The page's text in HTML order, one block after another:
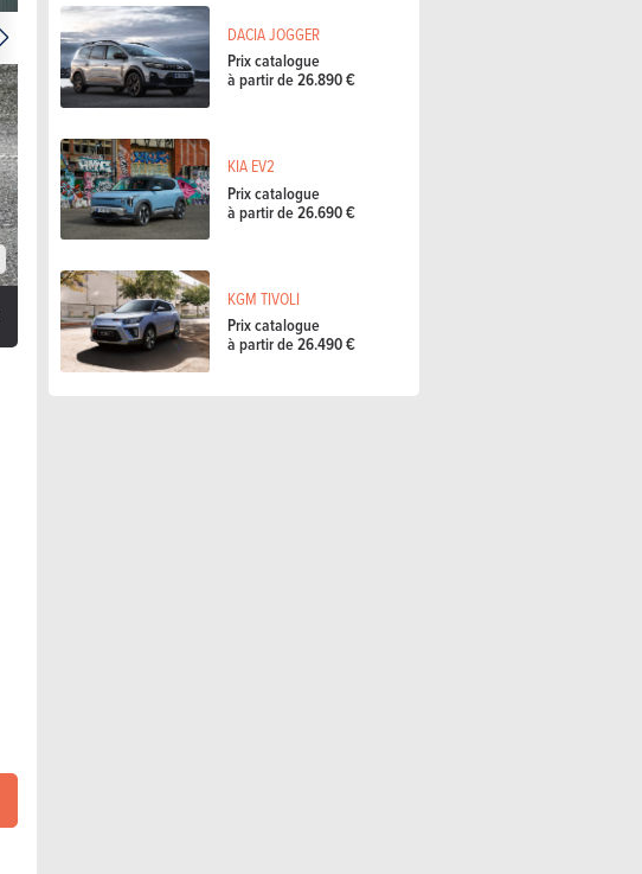
DACIA JOGGER
Prix catalogue
à partir de 26.890 €
KIA EV2
Prix catalogue
à partir de 26.690 €
KGM TIVOLI
Prix catalogue
à partir de 26.490 €